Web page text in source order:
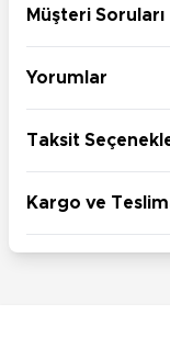
Müşteri Soruları
Yorumlar
Taksit
Kargo ve